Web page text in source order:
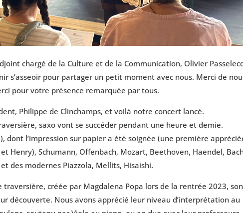
chargé de la Culture et de la Communication, Olivier
s’asseoir pour partager un petit moment avec nous. Merci de
pour votre présence remarquée par tous.
Philippe de Clinchamps, et voilà notre concert lancé.
saxo vont se succéder pendant une heure et demie.
dont l’impression sur papier a été soignée (une première
Henry), Schumann, Offenbach, Mozart, Beethoven, Haendel,
des modernes Piazzola, Mellits, Hisaishi.
traversière, créée par Magdalena Popa lors de la rentrée 2023,
découverte. Nous avons apprécié leur niveau d’interprétation au